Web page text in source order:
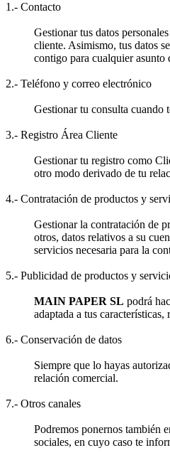
1.- Contacto
Gestionar tus datos
cliente. Asimismo, tus datos
contigo para cualquier asunto
2.- Teléfono y correo electrónico
Gestionar tu consulta cuando
3.- Registro Área Cliente
Gestionar tu registro como
otro modo derivado de tu
4.- Contratación de productos y
Gestionar la contratación de
otros, datos relativos a su
servicios necesaria para la
5.- Publicidad de productos y
MAIN PAPER SL podrá
adaptada a tus
6.- Conservación de datos
Siempre que lo hayas
relación comercial.
7.- Otros canales
Podremos ponernos también
sociales, en cuyo caso te